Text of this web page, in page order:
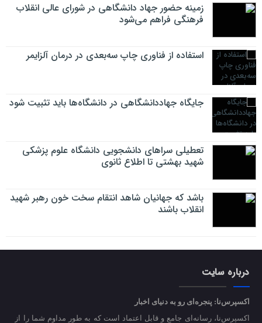
زمینه حضور جهاد دانشگاهی در شورای عالی انقلاب
فرهنگی فراهم می‌شود
استفاده از فناوری چاپ سه‌بعدی در درمان آلزایمر
جایگاه جهاددانشگاهی در دانشگاه‌ها باید تثبیت شود
تعطیلی سراهای دانشجویی دانشگاه علوم پزشکی
شهید بهشتی تا اطلاع ثانوی
باشد که جهانیان شاهد انتقام سخت خون رهبر شهید
انقلاب باشند
درباره سایت
اکسپرس‌نا: پنجره‌ای رو به دنیای اخبار
اکسپرس‌نا، رسانه‌ای جامع و قابل اعتماد است که به طور مداوم شما را از